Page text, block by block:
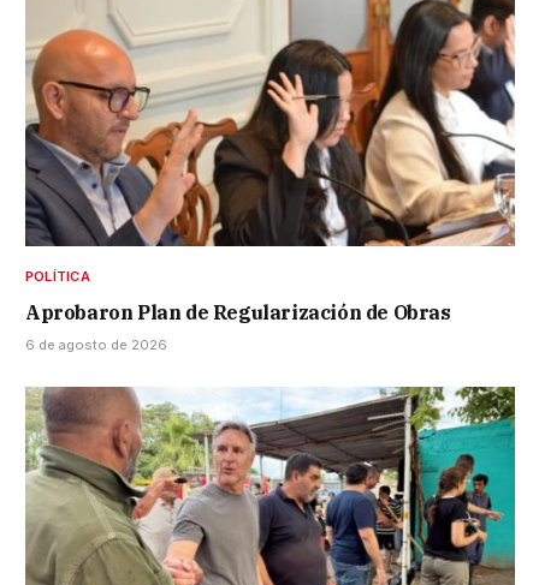
POLÍTICA
Aprobaron Plan de Regularización de Obras
6 de agosto de 2026